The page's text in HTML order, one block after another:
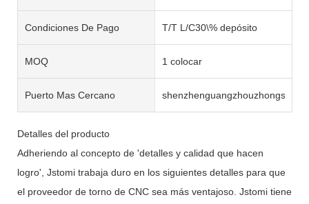
Condiciones De Pago T/T L/C30\% depósito
MOQ 1 colocar
Puerto Mas Cercano shenzhenguangzhouzhongshan
Detalles del producto
Adheriendo al concepto de 'detalles y calidad que hacen
logro', Jstomi trabaja duro en los siguientes detalles para que
el proveedor de torno de CNC sea más ventajoso. Jstomi tiene